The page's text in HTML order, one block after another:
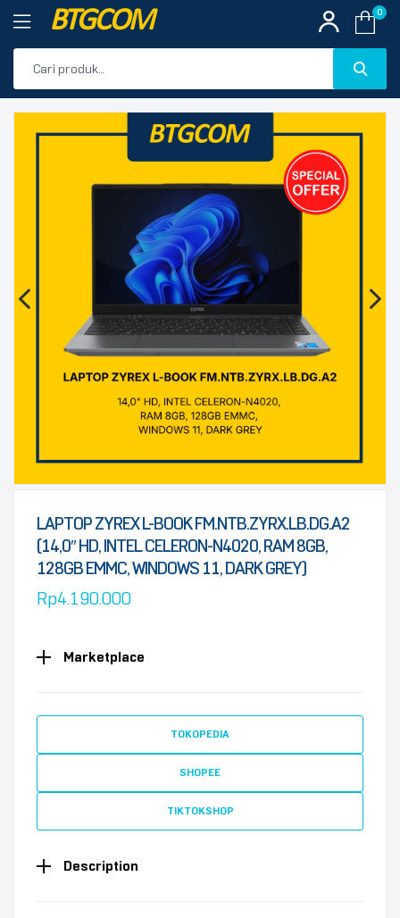
BTGCOM 0
PRODUK UNGGULAN
PRODUK TERBARU
🔍
LAPTOP ZYREX L-BOOK FM.NTB.ZYRX.LB.DG.A2
(14,0″ HD, INTEL CELERON-N4020, RAM 8GB,
128GB EMMC, WINDOWS 11, DARK GREY)
Rp4.190.000
Marketplace
TOKOPEDIA
SHOPEE
TIKTOKSHOP
Description